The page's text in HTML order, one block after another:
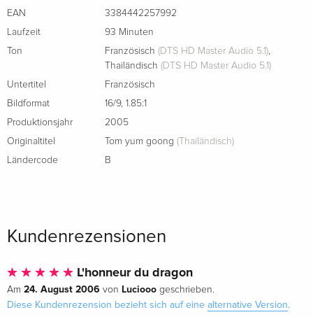
Standard Edition
Standard Edition — (ausgewählt)
EAN
3384442257992
Laufzeit
93 Minuten
Ton
Französisch (DTS HD Master Audio 5.1),
Thailändisch (DTS HD Master Audio 5.1)
Untertitel
Französisch
Bildformat
16/9, 1.85:1
Produktionsjahr
2005
Originaltitel
Tom yum goong (Thailändisch)
Ländercode
B
Kundenrezensionen
L'honneur du dragon
Am 24. August 2006 von Luciooo geschrieben.
Diese Kundenrezension bezieht sich auf eine alternative Version.